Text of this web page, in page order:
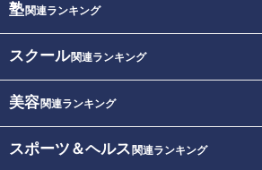
塾関連ランキング
スクール関連ランキング
美容関連ランキング
スポーツ＆ヘルス 関連ランキング